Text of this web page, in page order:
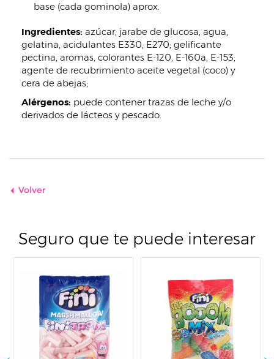
base (cada gominola) aprox.
Ingredientes: azúcar, jarabe de glucosa, agua,
gelatina, acidulantes E330, E270; gelificante
pectina, aromas, colorantes E-120, E-160a, E-153;
agente de recubrimiento aceite vegetal (coco) y
cera de abejas;
Alérgenos: puede contener trazas de leche y/o
derivados de lácteos y pescado.
Volver
Seguro que te puede interesar